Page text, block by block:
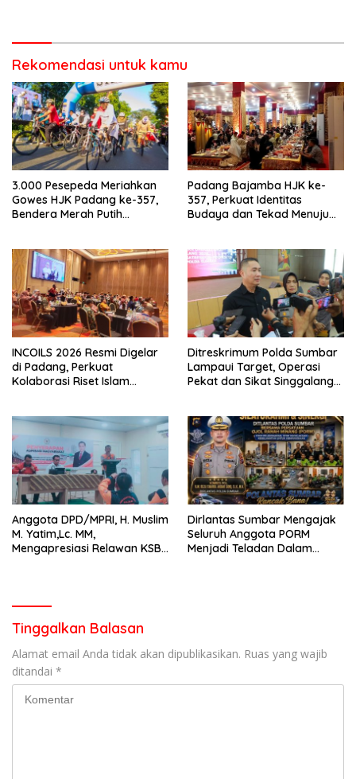
Rekomendasi untuk kamu
3.000 Pesepeda Meriahkan
Gowes HJK Padang ke-357,
Bendera Merah Putih
Padang Bajamba HJK ke-
357, Perkuat Identitas
Budaya dan Tekad Menuju
INCOILS 2026 Resmi Digelar
di Padang, Perkuat
Kolaborasi Riset Islam
Ditreskrimum Polda Sumbar
Lampaui Target, Operasi
Pekat dan Sikat Singgalang
Anggota DPD/MPRI, H. Muslim
M. Yatim,Lc. MM,
Mengapresiasi Relawan KSB
Dirlantas Sumbar Mengajak
Seluruh Anggota PORM
Menjadi Teladan Dalam
Tinggalkan Balasan
Alamat email Anda tidak akan dipublikasikan. Ruas yang wajib
ditandai *